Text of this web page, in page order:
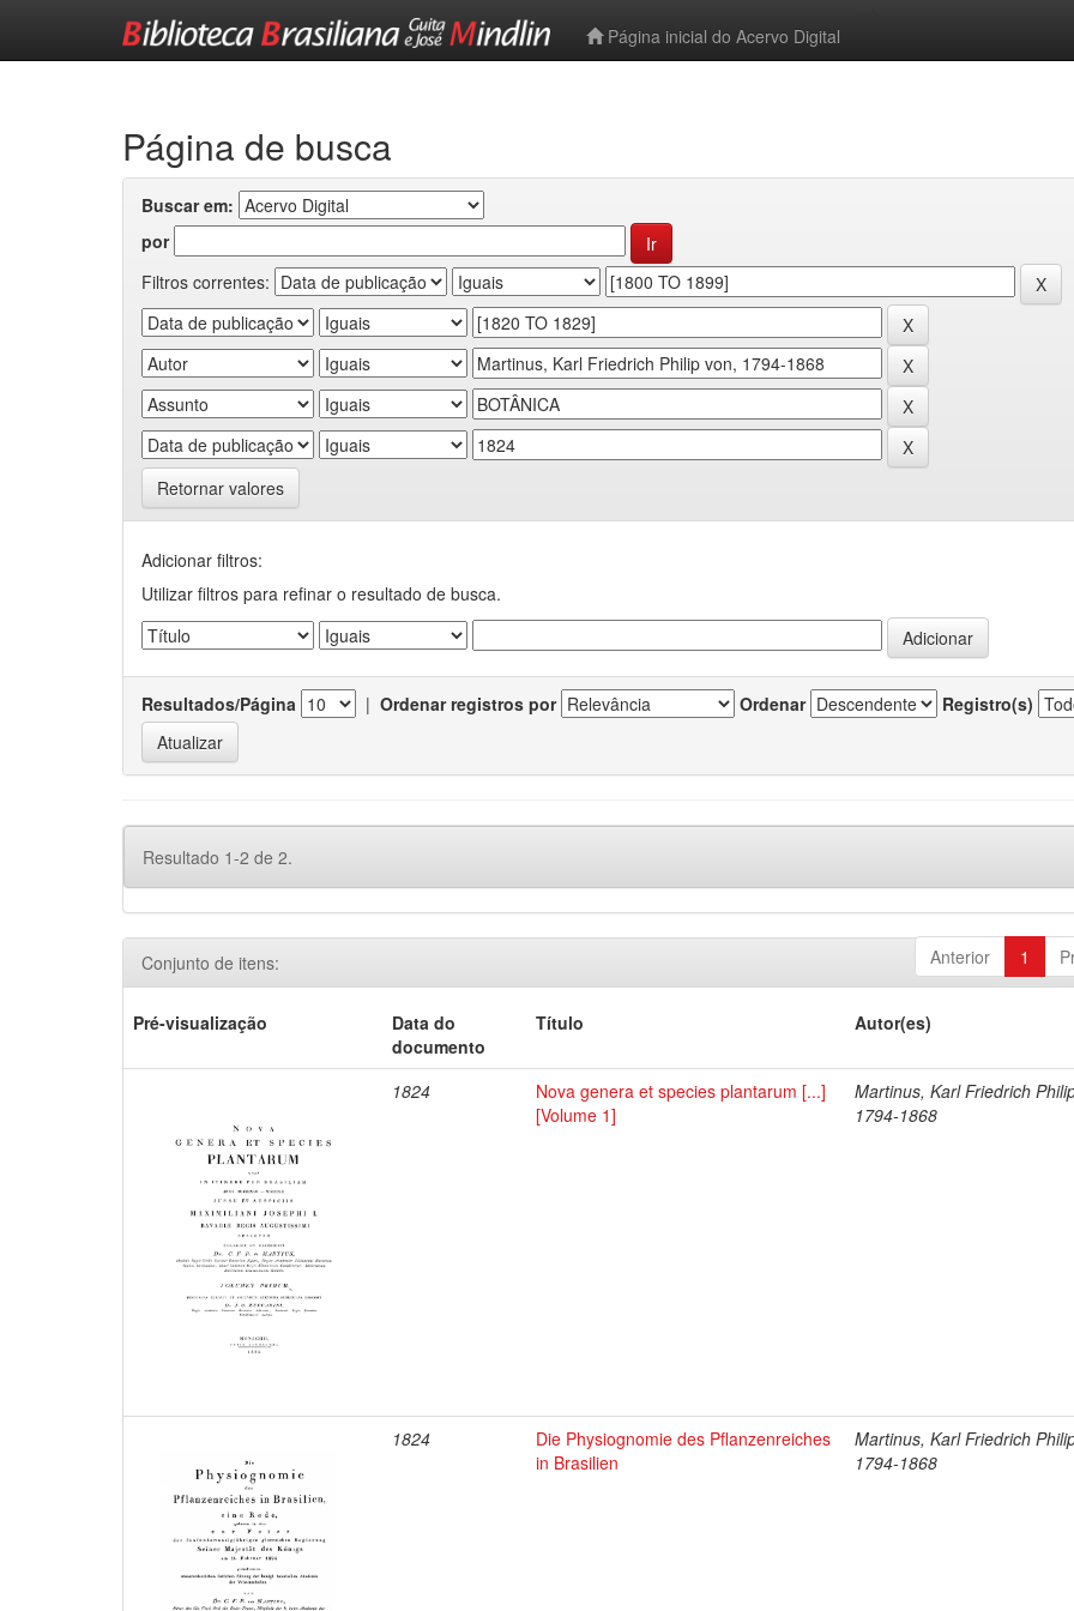
Página inicial do Acervo Digital
Página de busca
Buscar em:
por
Filtros correntes:
Retornar valores
Adicionar filtros:
Utilizar filtros para refinar o resultado de busca.
Resultados/Página | Ordenar registros por Ordenar Registro(s)
Resultado 1-2 de 2.
Anterior 1
Conjunto de itens:
Pré-visualização
Data do
documento
Título Autor(es)
1824
Nova genera et species plantarum [...]
[Volume 1]
Martinus, Karl Friedrich
1794-1868
1824
Die Physiognomie des Pflanzenreiches
in Brasilien
Martinus, Karl Friedrich
1794-1868